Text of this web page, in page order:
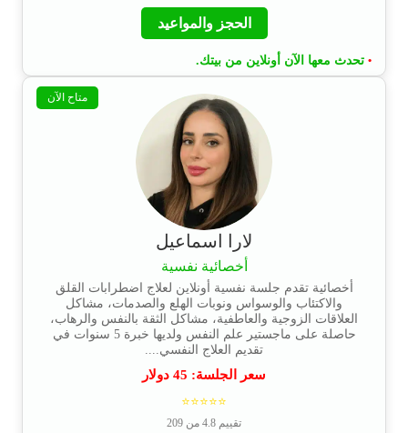
الحجز والمواعيد
• تحدث معها الآن أونلاين من بيتك.
متاح الآن
لارا اسماعيل
أخصائية نفسية
أخصائية تقدم جلسة نفسية أونلاين لعلاج اضطرابات القلق
والاكتئاب والوسواس ونوبات الهلع والصدمات، مشاكل
العلاقات الزوجية والعاطفية، مشاكل الثقة بالنفس والرهاب،
حاصلة على ماجستير علم النفس ولديها خبرة 5 سنوات في
تقديم العلاج النفسي....
سعر الجلسة: 45 دولار
⭐⭐⭐⭐⭐
تقييم 4.8 من 209